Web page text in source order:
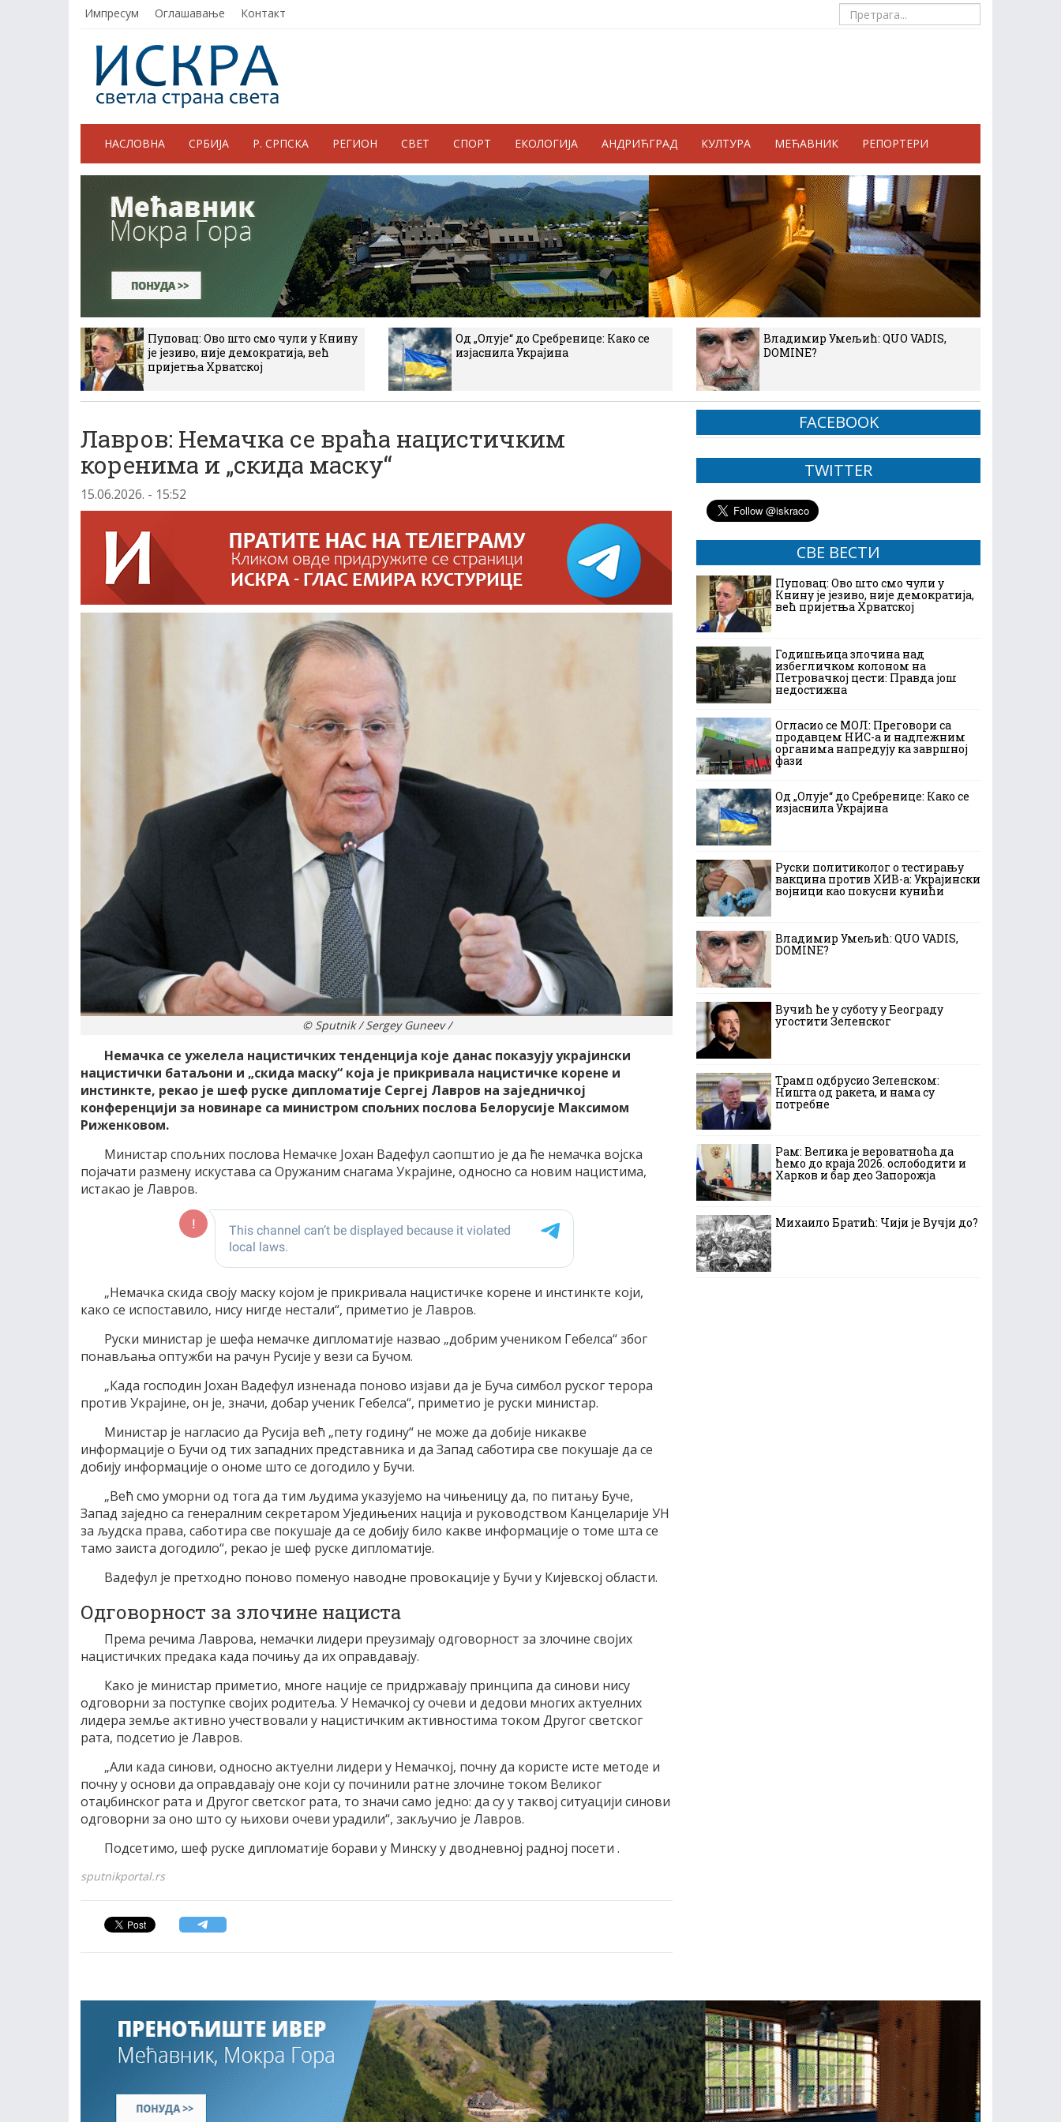
Импресум Оглашавање Контакт
НАСЛОВНА СРБИЈА Р. СРПСКА РЕГИОН СВЕТ СПОРТ ЕКОЛОГИЈА АНДРИЋГРАД КУЛТУРА МЕЋАВНИК РЕПОРТЕРИ
Пуповац: Ово што смо чули у Книну
је језиво, није демократија, већ
пријетња Хрватској
Од „Олује“ до Сребренице: Како се
изјаснила Украјина
Владимир Умељић: QUO VADIS,
DOMINE?
Лавров: Немачка се враћа нацистичким
коренима и „скида маску“
15.06.2026. - 15:52
© Sputnik / Sergey Guneev /
Немачка се ужелела нацистичких тенденција које данас показују украјински
нацистички батаљони и „скида маску“ која је прикривала нацистичке корене и
инстинкте, рекао је шеф руске дипломатије Сергеј Лавров на заједничкој
конференцији за новинаре са министром спољних послова Белорусије Максимом
Риженковом.
Министар спољних послова Немачке Јохан Вадефул саопштио је да ће немачка војска
појачати размену искустава са Оружаним снагама Украјине, односно са новим нацистима,
истакао је Лавров.
„Немачка скида своју маску којом је прикривала нацистичке корене и инстинкте који,
како се испоставило, нису нигде нестали“, приметио је Лавров.
Руски министар је шефа немачке дипломатије назвао „добрим учеником Гебелса“ због
понављања оптужби на рачун Русије у вези са Бучом.
„Када господин Јохан Вадефул изненада поново изјави да је Буча симбол руског терора
против Украјине, он је, значи, добар ученик Гебелса“, приметио је руски министар.
Министар је нагласио да Русија већ „пету годину“ не може да добије никакве
информације о Бучи од тих западних представника и да Запад саботира све покушаје да се
добију информације о ономе што се догодило у Бучи.
„Већ смо уморни од тога да тим људима указујемо на чињеницу да, по питању Буче,
Запад заједно са генералним секретаром Уједињених нација и руководством Канцеларије УН
за људска права, саботира све покушаје да се добију било какве информације о томе шта се
тамо заиста догодило“, рекао је шеф руске дипломатије.
Вадефул је претходно поново поменуо наводне провокације у Бучи у Кијевској области.
Одговорност за злочине нациста
Према речима Лаврова, немачки лидери преузимају одговорност за злочине својих
нацистичких предака када почињу да их оправдавају.
Како је министар приметио, многе нације се придржавају принципа да синови нису
одговорни за поступке својих родитеља. У Немачкој су очеви и дедови многих актуелних
лидера земље активно учествовали у нацистичким активностима током Другог светског
рата, подсетио је Лавров.
„Али када синови, односно актуелни лидери у Немачкој, почну да користе исте методе и
почну у основи да оправдавају оне који су починили ратне злочине током Великог
отаџбинског рата и Другог светског рата, то значи само једно: да су у таквој ситуацији синови
одговорни за оно што су њихови очеви урадили“, закључио је Лавров.
Подсетимо, шеф руске дипломатије борави у Минску у дводневној радној посети .
sputnikportal.rs
FACEBOOK
TWITTER
СВЕ ВЕСТИ
Пуповац: Ово што смо чули у
Книну је језиво, није демократија,
већ пријетња Хрватској
Годишњица злочина над
избегличком колоном на
Петровачкој цести: Правда још
недостижна
Огласио се МОЛ: Преговори са
продавцем НИС-а и надлежним
органима напредују ка завршној
фази
Од „Олује“ до Сребренице: Како се
изјаснила Украјина
Руски политиколог о тестирању
вакцина против ХИВ-а: Украјински
војници као покусни кунићи
Владимир Умељић: QUO VADIS,
DOMINE?
Вучић ће у суботу у Београду
угостити Зеленског
Трамп одбрусио Зеленском:
Ништа од ракета, и нама су
потребне
Рам: Велика је вероватноћа да
ћемо до краја 2026. ослободити и
Харков и бар део Запорожја
Михаило Братић: Чији је Вучји до?